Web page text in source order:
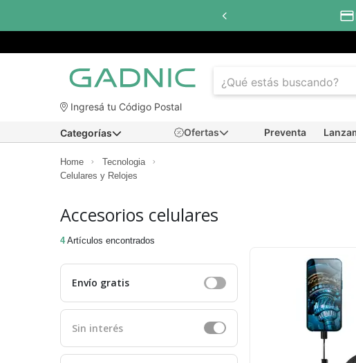
Ingresá tu Código Postal
Ofertas Preventa
Categorías
Home
Tecnologia
Celulares y Relojes
Accesorios celulares
4Artículos encontrados
Envío gratis
Sin interés